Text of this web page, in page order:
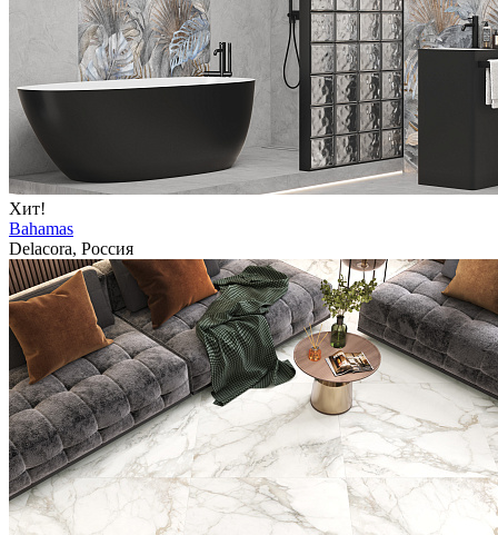
Хит!
Bahamas
Delacora, Россия